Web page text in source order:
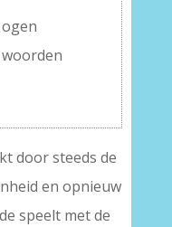
door steeds de
en opnieuw
speelt met de